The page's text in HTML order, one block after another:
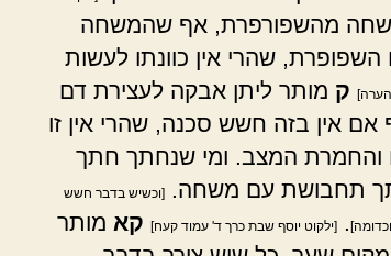
מהשפורפרת, אף שהמשחה
שהרי אין כוונתו לעשות
ק מותר ליתן אבקה לעצירת דם
אין בזה חשש סכנה, שהרי אין זו
והחמרת המצב. ומי שנחתך חתך
תחבושת עם משחה.
[וכשיש בדבר חשש
[ילקוט יוסף שבת כרך ד' עמוד קעח] קא מותר